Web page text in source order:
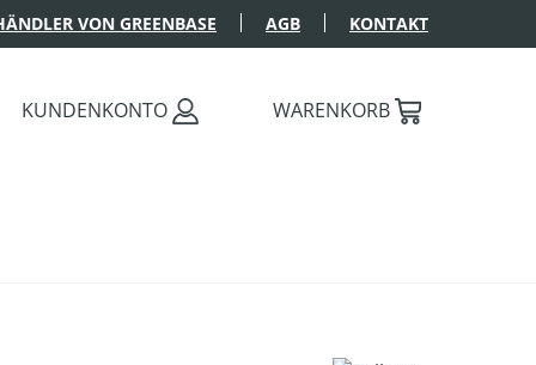
VON GREENBASE AGB KONTAKT
KUNDENKONTO WARENKORB